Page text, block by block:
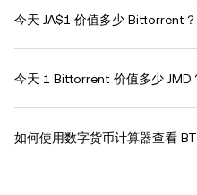
今天 JA$1 价值多少 Bittorrent？
今天 1 Bittorrent 价值多少 JMD
如何使用数字货币计算器查看